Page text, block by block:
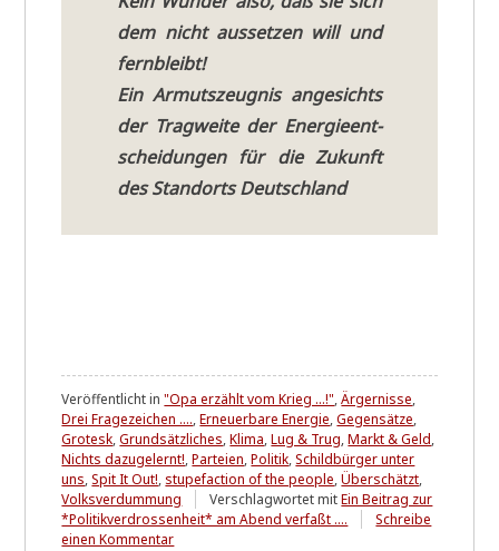
dem nicht aus­set­zen will und
fernbleibt!
Ein Armuts­zeug­nis ange­sichts
der Trag­wei­te der Ener­gie­ent­
schei­dun­gen für die Zukunft
des Stand­orts Deutsch­land
Veröffentlicht in"Opa erzählt vom Krieg ...!",Ärgernisse,
Drei Fragezeichen ....,Erneuerbare Energie,Gegensätze,
Grotesk,Grundsätzliches,Klima,Lug & Trug,Markt & Geld,
Nichts dazugelernt!,Parteien,Politik,Schildbürger unter
uns,Spit It Out!, stupefaction of the people,Überschätzt,
Volksverdummung
Verschlagwortet mitEin Beitrag zur
*Politikverdrossenheit* am Abend verfaßt ....
Schreibe
einen Kommentarzu